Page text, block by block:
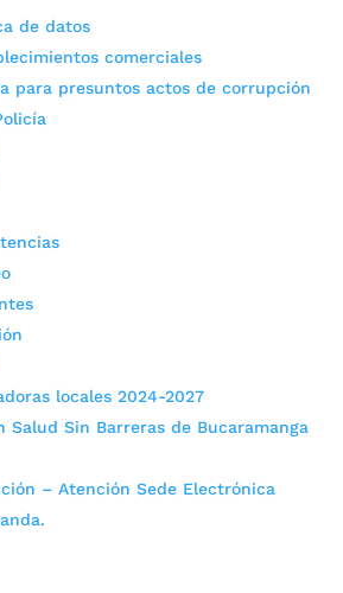
de datos
comerciales
para presuntos actos de corrupción
locales 2024-2027
Salud Sin Barreras de Bucaramanga
– Atención Sede Electrónica
apoyar trabajos de inteligencia
fueron entregados por la
a los equipos de inteligencia e
y la Policía Metropolitana de